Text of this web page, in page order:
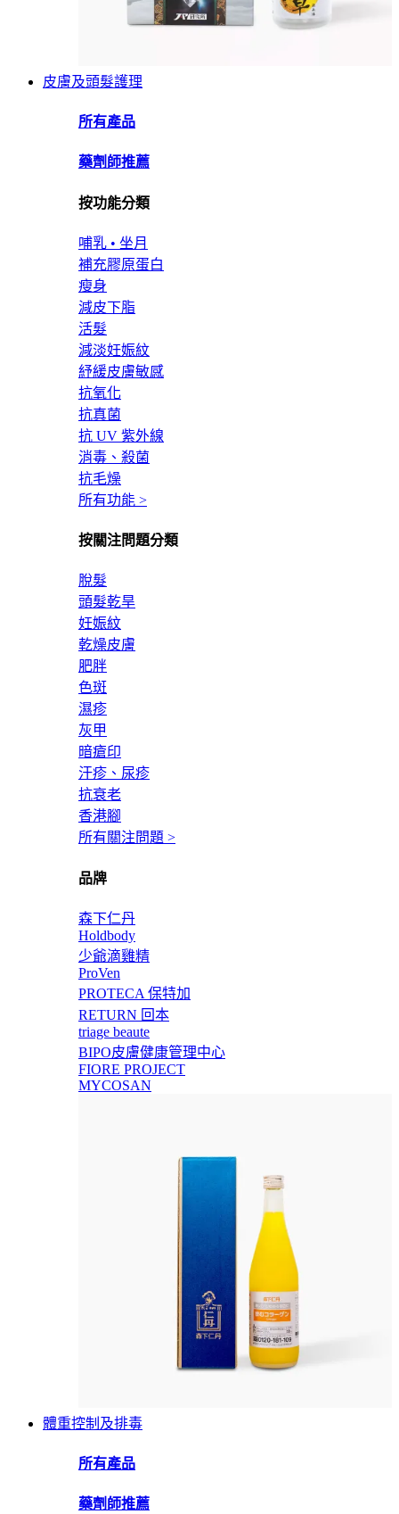
皮膚及頭髮護理
所有產品
藥劑師推薦
按功能分類
哺乳 • 坐月
補充膠原蛋白
瘦身
減皮下脂
活髮
減淡妊娠紋
紓緩皮膚敏感
抗氧化
抗真菌
抗 UV 紫外線
消毒、殺菌
抗毛燥
所有功能 >
按關注問題分類
脫髮
頭髮乾旱
妊娠紋
乾燥皮膚
肥胖
色斑
濕疹
灰甲
暗瘡印
汗疹、尿疹
抗衰老
香港腳
所有關注問題 >
品牌
森下仁丹
Holdbody
少爺滴雞精
ProVen
PROTECA 保特加
RETURN 回本
triage beaute
BIPO皮膚健康管理中心
FIORE PROJECT
MYCOSAN
體重控制及排毒
所有產品
藥劑師推薦